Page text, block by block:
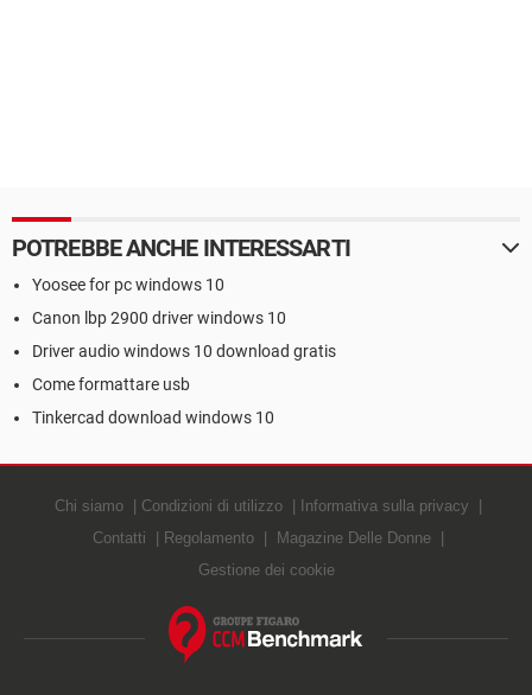
POTREBBE ANCHE INTERESSARTI
Yoosee for pc windows 10
Canon lbp 2900 driver windows 10
Driver audio windows 10 download gratis
Come formattare usb
Tinkercad download windows 10
Chi siamo Condizioni di utilizzo
Informativa sulla privacy
Contatti
Regolamento
Magazine Delle Donne
Gestione dei cookie